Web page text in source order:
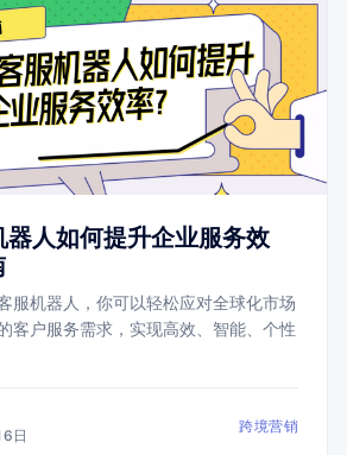
人如何提升企业服务效
服机器人，你可以轻松应对全球化市场
客户服务需求，实现高效、智能、个性
日
跨境营销